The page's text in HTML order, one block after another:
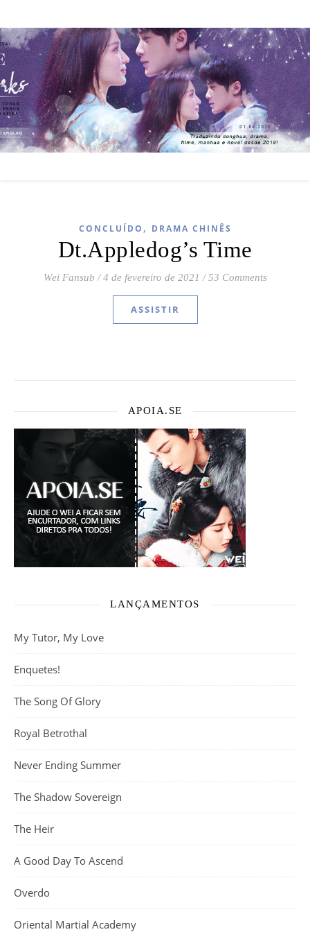
CONCLUÍDO , DRAMA CHINÊS
Dt.Appledog’s Time
Wei Fansub / 4 de fevereiro de 2021 / 53 Comments
ASSISTIR
APOIA.SE
LANÇAMENTOS
My Tutor, My Love
Enquetes!
The Song Of Glory
Royal Betrothal
Never Ending Summer
The Shadow Sovereign
The Heir
A Good Day To Ascend
Overdo
Oriental Martial Academy